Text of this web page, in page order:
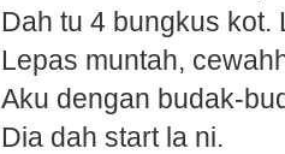
Dah tu 4 bungkus kot.
Lepas muntah,
Aku dengan budak-
Dia dah start la ni.